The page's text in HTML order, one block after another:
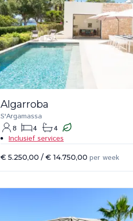
Algarroba
S'Argamassa
8
4
4
Inclusief services
€ 5.250,00 / € 14.750,00 per week